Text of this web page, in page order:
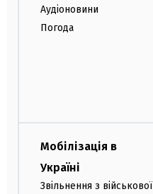
Аудіоновини
Погода
Мобілізація в
Україні
Звільнення з військової